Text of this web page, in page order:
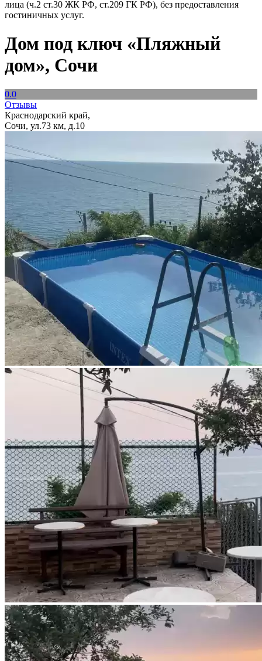
лица (ч.2 ст.30 ЖК РФ, ст.209 ГК РФ), без предоставления
гостиничных услуг.
Дом под ключ «Пляжный
дом», Сочи
0.0
Отзывы
Краснодарский край,
Сочи, ул.73 км, д.10